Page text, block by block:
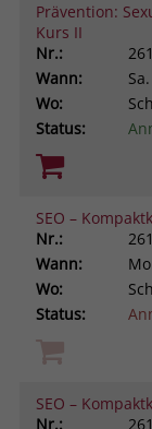
Prävention:
Kurs II
Nr.:
Wann:
Sa.
Wo:
Status:
SEO –
Nr.:
Wann:
Wo:
Status:
SEO –
Nr.: